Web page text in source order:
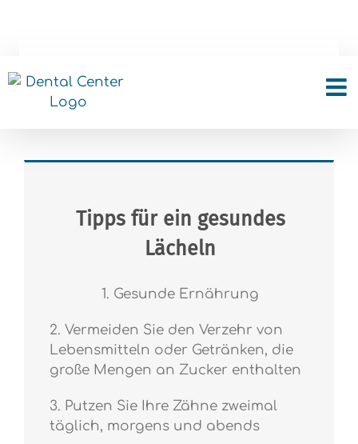
Nützliche Tipps
Tipps für ein gesundes
Lächeln
1. Gesunde Ernährung
2. Vermeiden Sie den Verzehr von
Lebensmitteln oder Getränken, die
große Mengen an Zucker enthalten
3. Putzen Sie Ihre Zähne zweimal
täglich, morgens und abends